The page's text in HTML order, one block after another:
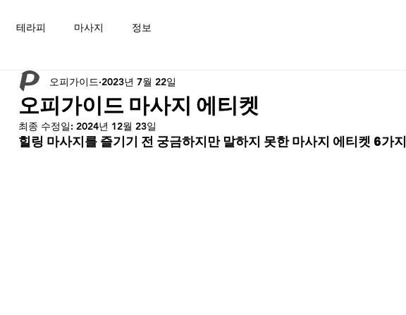
테라피 마사지 정보
오피가이드 마사지 에티켓
오피가이드 2023년 7월 22일
최종 수정일: 2024년 12월 23일
힐링 마사지를 즐기기 전 궁금하지만 말하지 못한 마사지 에티켓 6가지